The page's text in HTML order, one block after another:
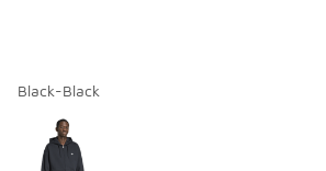
Black-Black
Page 1 sur 1 affichant 1 à 1 des 1
Merci de sélectionner un style